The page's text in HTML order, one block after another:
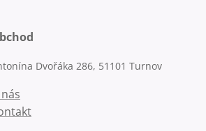
Dvořáka 286, 51101 Turnov